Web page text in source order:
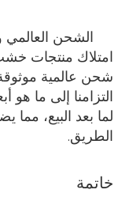
الشحن العالمي
امتلاك منتجات
شحن عالمية
التزامنا إلى ما
لما بعد البيع،
الطريق.
خاتمة